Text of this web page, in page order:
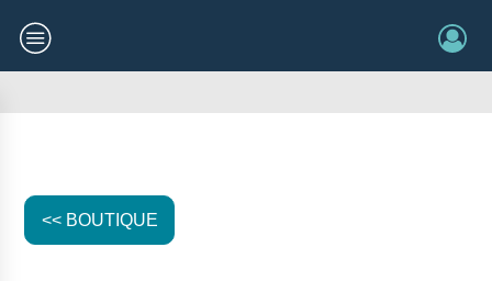
<< BOUTIQUE